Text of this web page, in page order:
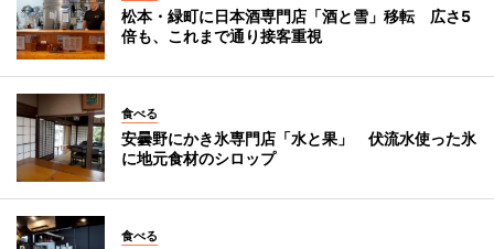
松本・緑町に日本酒専門店「酒と雪」移転 広さ5
倍も、これまで通り接客重視
食べる
安曇野にかき氷専門店「水と果」 伏流水使った氷
に地元食材のシロップ
食べる